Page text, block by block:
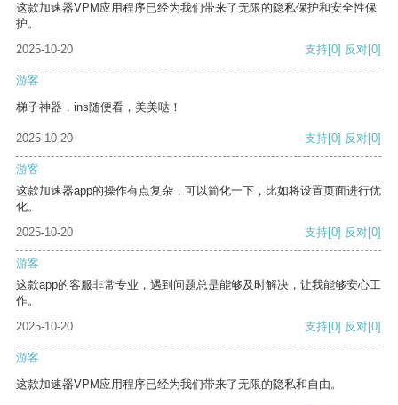
这款加速器VPM应用程序已经为我们带来了无限的隐私保护和安全性保
护。
2025-10-20
支持[0] 反对[0]
游客
梯子神器，ins随便看，美美哒！
2025-10-20 支持[0] 反对[0]
游客
这款加速器app的操作有点复杂，可以简化一下，比如将设置页面进行优
化。
2025-10-20
支持[0] 反对[0]
游客
这款app的客服非常专业，遇到问题总是能够及时解决，让我能够安心工
作。
2025-10-20
支持[0] 反对[0]
游客
这款加速器VPM应用程序已经为我们带来了无限的隐私和自由。